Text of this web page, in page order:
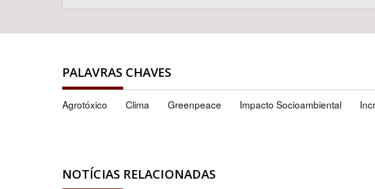
PALAVRAS CHAVES
Agrotóxico Clima Greenpeace Impacto Socioambiental
NOTÍCIAS RELACIONADAS